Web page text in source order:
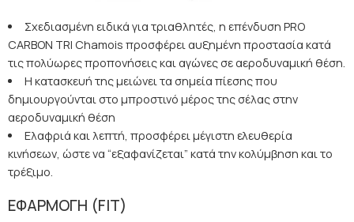
Σχεδιασμένη ειδικά για τριαθλητές, η επένδυση PRO
CARBON TRI Chamois προσφέρει αυξημένη προστασία κατά
τις πολύωρες προπονήσεις και αγώνες σε αεροδυναμική θέση.
Η κατασκευή της μειώνει τα σημεία πίεσης που
δημιουργούνται στο μπροστινό μέρος της σέλας στην
αεροδυναμική θέση
Ελαφριά και λεπτή, προσφέρει μέγιστη ελευθερία
κινήσεων, ώστε να “εξαφανίζεται” κατά την κολύμβηση και το
τρέξιμο.
ΕΦΑΡΜΟΓΗ (FIT)